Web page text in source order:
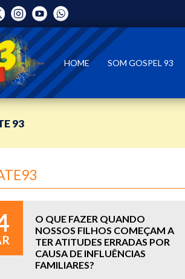
HOME SOM GOSPEL 93
93
O QUE FAZER QUANDO
NOSSOS FILHOS COMEÇAM A
TER ATITUDES ERRADAS POR
CAUSA DE INFLUÊNCIAS
FAMILIARES?